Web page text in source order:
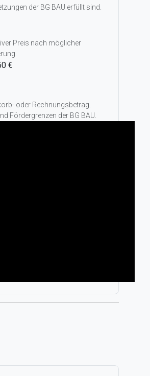
der BG BAU erfüllt sind.
Preis nach möglicher
€
oder Rechnungsbetrag.
Fördergrenzen der BG BAU.